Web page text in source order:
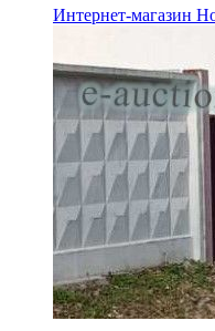
Интернет-магазин